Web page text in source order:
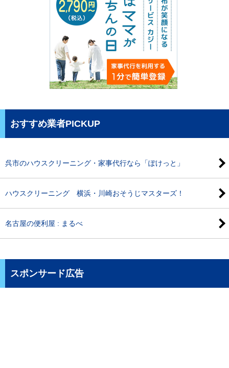
おすすめ業者PICKUP
呉市のハウスクリーニング・家事代行なら「ぽけっと」
ハウスクリーニング 横浜・川崎おそうじマスターズ！
名古屋の便利屋 : まるべ
スポンサード広告